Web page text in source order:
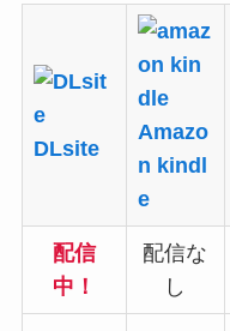
DLsite
Amazo
n kindl
e
配信
中！
配信な
し